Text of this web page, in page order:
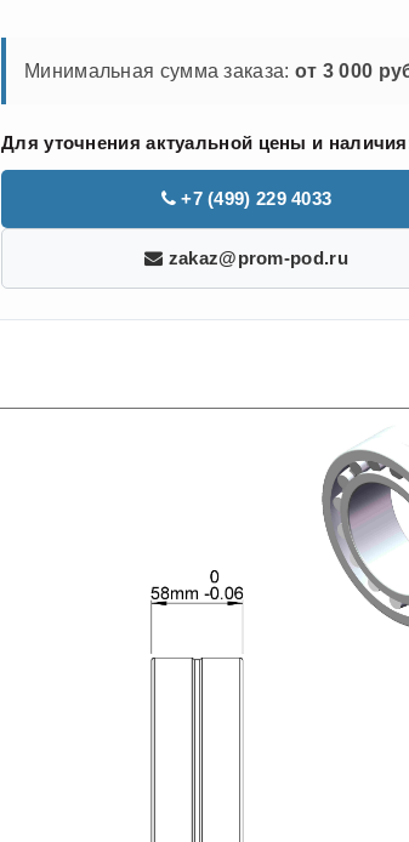
Минимальная сумма заказа: от 3 000
Для уточнения актуальной цены и
+7 (499) 229 4033
zakaz@prom-pod.ru